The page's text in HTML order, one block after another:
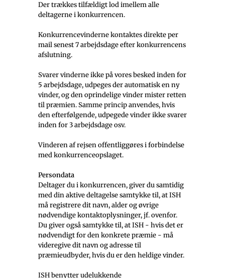
Der trækkes tilfældigt lod imellem alle
deltagerne i konkurrencen.
Konkurrencevinderne kontaktes direkte per
mail senest 7 arbejdsdage efter konkurrencens
afslutning.
Svarer vinderne ikke på vores besked inden for
5 arbejdsdage, udpeges der automatisk en ny
vinder, og den oprindelige vinder mister retten
til præmien. Samme princip anvendes, hvis
den efterfølgende, udpegede vinder ikke svarer
inden for 3 arbejdsdage osv.
Vinderen af rejsen offentliggøres i forbindelse
med konkurrenceopslaget.
Persondata
Deltager du i konkurrencen, giver du samtidig
med din aktive deltagelse samtykke til, at ISH
må registrere dit navn, alder og øvrige
nødvendige kontaktoplysninger, jf. ovenfor.
Du giver også samtykke til, at ISH - hvis det er
nødvendigt for den konkrete præmie - må
videregive dit navn og adresse til
præmieudbyder, hvis du er den heldige vinder.
ISH benytter udelukkende